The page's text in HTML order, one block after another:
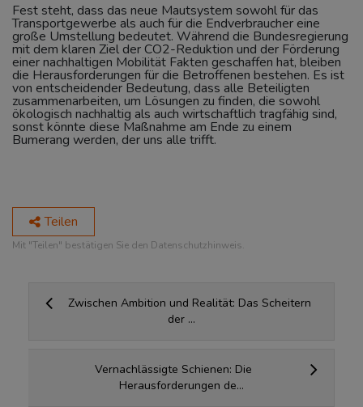
Fest steht, dass das neue Mautsystem sowohl für das
Transportgewerbe als auch für die Endverbraucher eine
große Umstellung bedeutet. Während die Bundesregierung
mit dem klaren Ziel der CO2-Reduktion und der Förderung
einer nachhaltigen Mobilität Fakten geschaffen hat, bleiben
die Herausforderungen für die Betroffenen bestehen. Es ist
von entscheidender Bedeutung, dass alle Beteiligten
zusammenarbeiten, um Lösungen zu finden, die sowohl
ökologisch nachhaltig als auch wirtschaftlich tragfähig sind,
sonst könnte diese Maßnahme am Ende zu einem
Bumerang werden, der uns alle trifft.
Teilen
Mit "Teilen" bestätigen Sie den Datenschutzhinweis.
Zwischen Ambition und Realität: Das Scheitern
der ...
Vernachlässigte Schienen: Die
Herausforderungen de...